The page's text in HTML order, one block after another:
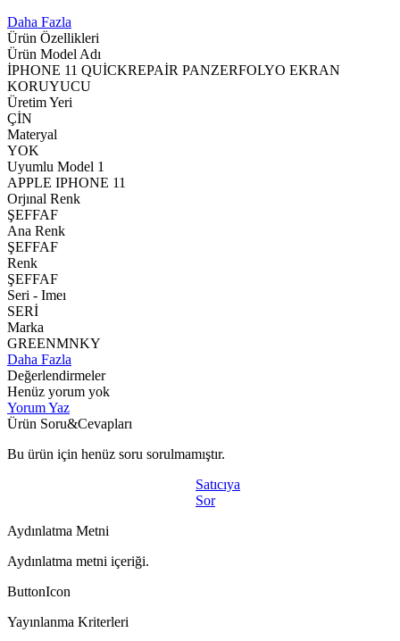
Daha Fazla
Ürün Özellikleri
Ürün Model Adı
İPHONE 11 QUİCKREPAİR PANZERFOLYO EKRAN
KORUYUCU
Üretim Yeri
ÇİN
Materyal
YOK
Uyumlu Model 1
APPLE IPHONE 11
Orjınal Renk
ŞEFFAF
Ana Renk
ŞEFFAF
Renk
ŞEFFAF
Seri - Imeı
SERİ
Marka
GREENMNKY
Daha Fazla
Değerlendirmeler
Henüz yorum yok
Yorum Yaz
Ürün Soru&Cevapları
Bu ürün için henüz soru sorulmamıştır.
Satıcıya
Sor
Aydınlatma Metni
Aydınlatma metni içeriği.
ButtonIcon
Yayınlanma Kriterleri